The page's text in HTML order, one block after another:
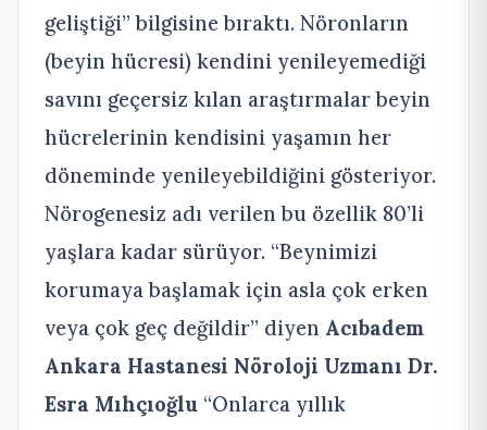
geliştiği” bilgisine bıraktı. Nöronların
(beyin hücresi) kendini yenileyemediği
savını geçersiz kılan araştırmalar beyin
hücrelerinin kendisini yaşamın her
döneminde yenileyebildiğini gösteriyor.
Nörogenesiz adı verilen bu özellik 80’li
yaşlara kadar sürüyor. “Beynimizi
korumaya başlamak için asla çok erken
veya çok geç değildir” diyen Acıbadem
Ankara Hastanesi Nöroloji Uzmanı Dr.
Esra Mıhçıoğlu “Onlarca yıllık